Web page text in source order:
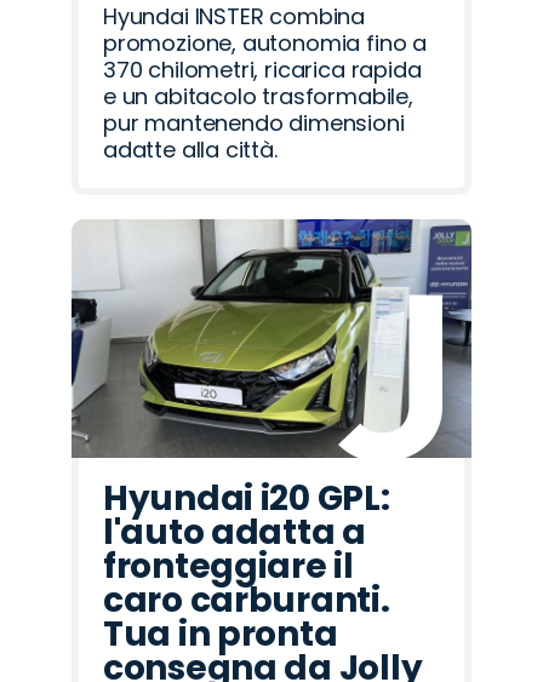
Hyundai INSTER combina
promozione, autonomia fino a
370 chilometri, ricarica rapida
e un abitacolo trasformabile,
pur mantenendo dimensioni
adatte alla città.
Hyundai i20 GPL:
l'auto adatta a
fronteggiare il
caro carburanti.
Tua in pronta
consegna da Jolly